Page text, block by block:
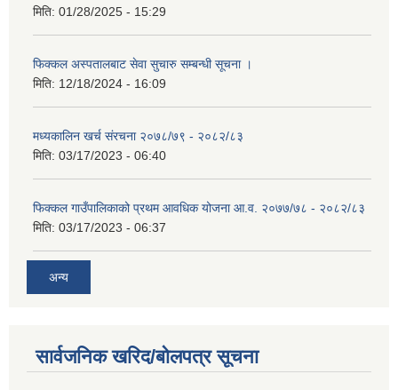
मिति: 01/28/2025 - 15:29
फिक्कल अस्पतालबाट सेवा सुचारु सम्बन्धी सूचना ।
मिति: 12/18/2024 - 16:09
मध्यकालिन खर्च संरचना २०७८/७९ - २०८२/८३
मिति: 03/17/2023 - 06:40
फिक्कल गाउँपालिकाको प्रथम आवधिक योजना आ.व. २०७७/७८ - २०८२/८३
मिति: 03/17/2023 - 06:37
अन्य
सार्वजनिक खरिद/बोलपत्र सूचना